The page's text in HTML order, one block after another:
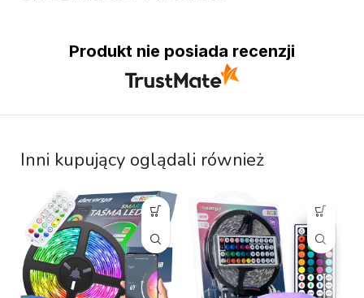
Produkt nie posiada recenzji
Inni kupujący oglądali również